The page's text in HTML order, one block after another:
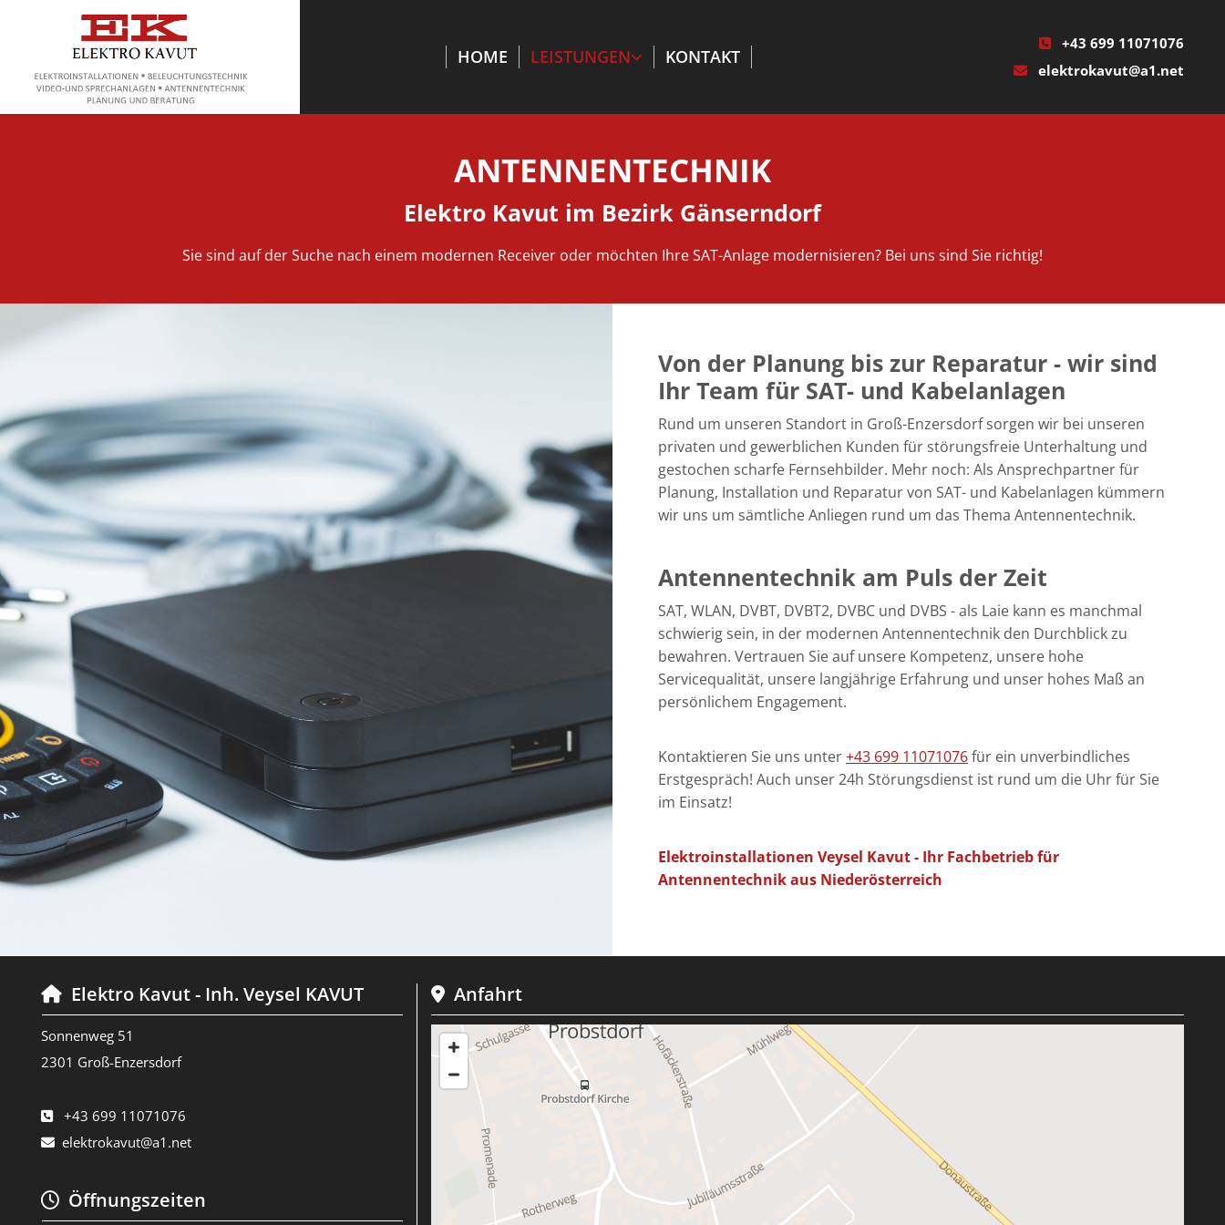
HOME LEISTUNGEN KONTAKT
 +43 699 11071076
 elektrokavut@a1.net
ANTENNENTECHNIK
Elektro Kavut im Bezirk Gänserndorf
Sie sind auf der Suche nach einem modernen Receiver oder möchten Ihre SAT-Anlage modernisieren? Bei uns sind Sie richtig!
Von der Planung bis zur Reparatur - wir sind
Ihr Team für SAT- und Kabelanlagen
Rund um unseren Standort in Groß-Enzersdorf sorgen wir bei unseren
privaten und gewerblichen Kunden für störungsfreie Unterhaltung und
gestochen scharfe Fernsehbilder. Mehr noch: Als Ansprechpartner für
Planung, Installation und Reparatur von SAT- und Kabelanlagen kümmern
wir uns um sämtliche Anliegen rund um das Thema Antennentechnik.
Antennentechnik am Puls der Zeit
SAT, WLAN, DVBT, DVBT2, DVBC und DVBS - als Laie kann es manchmal
schwierig sein, in der modernen Antennentechnik den Durchblick zu
bewahren. Vertrauen Sie auf unsere Kompetenz, unsere hohe
Servicequalität, unsere langjährige Erfahrung und unser hohes Maß an
persönlichem Engagement.
Kontaktieren Sie uns unter+43 699 11071076für ein unverbindliches
Erstgespräch! Auch unser 24h Störungsdienst ist rund um die Uhr für Sie
im Einsatz!
Elektroinstallationen Veysel Kavut - Ihr Fachbetrieb für
Antennentechnik aus Niederösterreich
 Elektro Kavut - Inh. Veysel KAVUT
Sonnenweg 51
2301 Groß-Enzersdorf
 +43 699 11071076
 elektrokavut@a1.net
 Öffnungszeiten
Anfahrt